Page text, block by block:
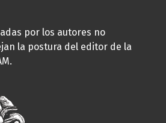
por los autores no
la postura del editor de la